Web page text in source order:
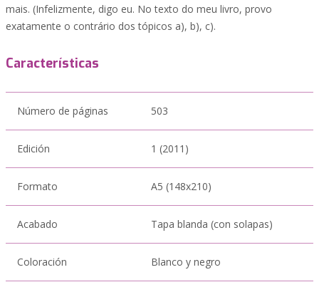
mais. (Infelizmente, digo eu. No texto do meu livro, provo
exatamente o contrário dos tópicos a), b), c).
Características
Número de páginas 503
Edición 1 (2011)
Formato A5 (148x210)
Acabado Tapa blanda (con solapas)
Coloración Blanco y negro